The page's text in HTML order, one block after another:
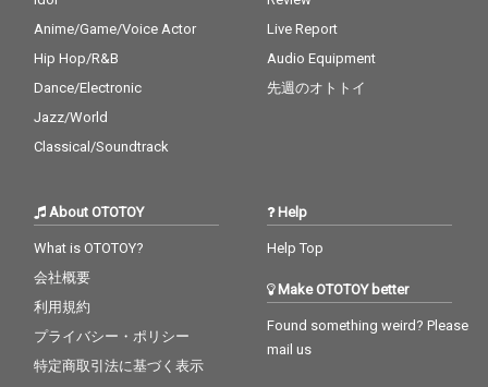
Anime/Game/Voice Actor
Hip Hop/R&B
Dance/Electronic
Jazz/World
Classical/Soundtrack
Live Report
Audio Equipment
先週のオトトイ
About OTOTOY
What is OTOTOY?
会社概要
利用規約
プライバシー・ポリシー
特定商取引法に基づく表示
Help
Help Top
Make OTOTOY better
Found something weird? Please
mail us